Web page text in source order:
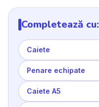
Completează cu:
Caiete
Penare echipate
Caiete A5